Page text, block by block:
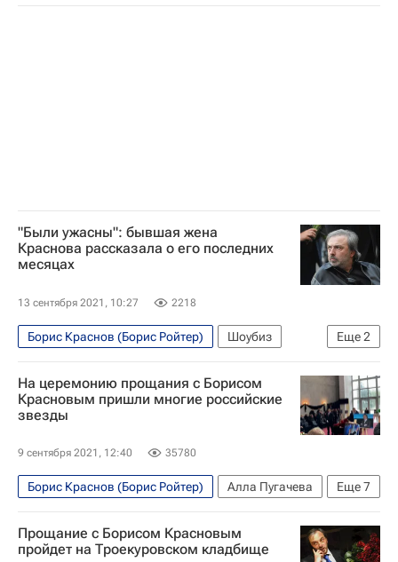
Алла Пугачева
Филипп Киркоров
"Были ужасны": бывшая жена
Краснова рассказала о его последних
месяцах
13 сентября 2021, 10:27 2218
Еще2
Борис Краснов (Борис Ройтер)
Шоубиз
Алла Пугачева
Знаменитости
На церемонию прощания с Борисом
Красновым пришли многие российские
звезды
9 сентября 2021, 12:40 35780
Еще7
Борис Краснов (Борис Ройтер)
Алла Пугачева
Иосиф Кобзон
Валерий Сюткин
Шоубиз
Новости культуры
похороны
Прощание с Борисом Красновым
пройдет на Троекуровском кладбище